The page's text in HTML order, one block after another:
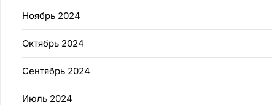
Ноябрь 2024
Октябрь 2024
Сентябрь 2024
Июль 2024